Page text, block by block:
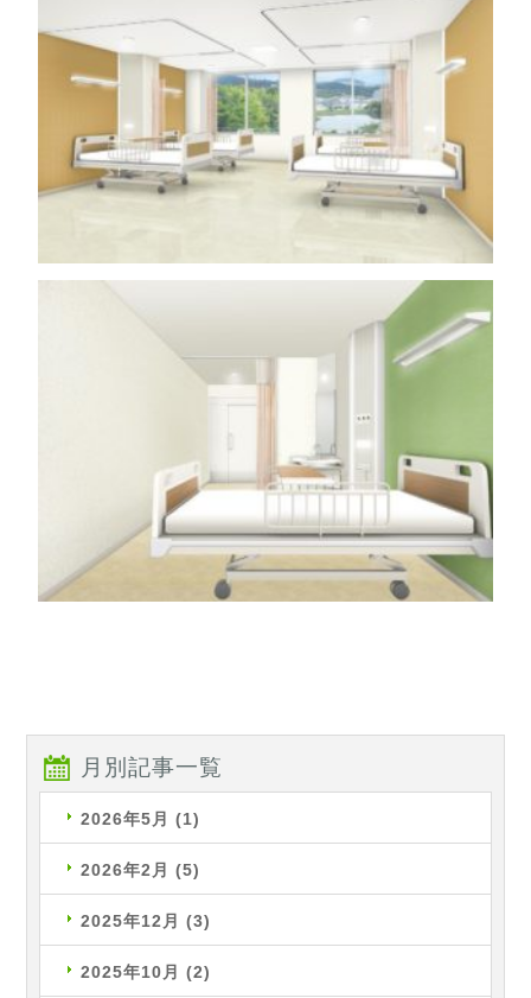
月別記事一覧
2026年5月 (1)
2026年2月 (5)
2025年12月 (3)
2025年10月 (2)